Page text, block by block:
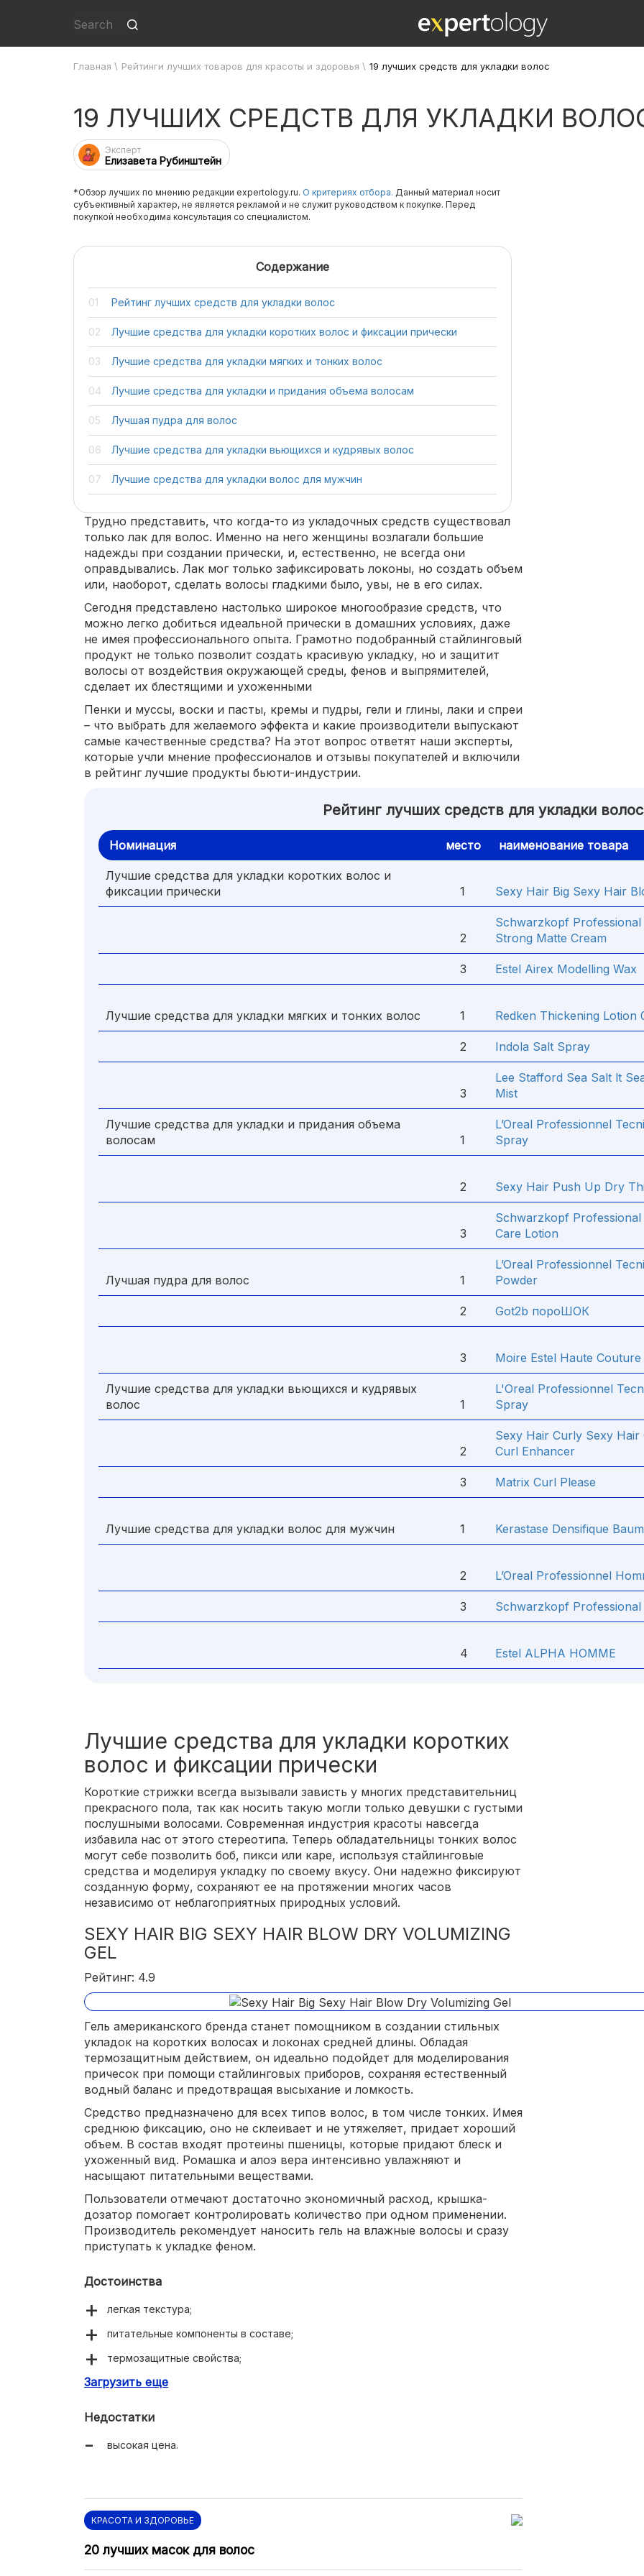
Главная \ Рейтинги лучших товаров для красоты и здоровья \ 19 лучших средств для укладки волос
19 ЛУЧШИХ СРЕДСТВ ДЛЯ УКЛАДКИ
Эксперт
Елизавета Рубинштейн
*Обзор лучших по мнению редакции expertology.ru. О критериях отбора. Данный материал носит
субъективный характер, не является рекламой и не служит руководством к покупке. Перед
покупкой необходима консультация со специалистом.
Содержание
Рейтинг лучших средств для укладки волос
Лучшие средства для укладки коротких волос и фиксации прически
Лучшие средства для укладки мягких и тонких волос
Лучшие средства для укладки и придания объема волосам
Лучшая пудра для волос
Лучшие средства для укладки вьющихся и кудрявых волос
Лучшие средства для укладки волос для мужчин
Трудно представить, что когда-то из укладочных средств существовал
только лак для волос. Именно на него женщины возлагали большие
надежды при создании прически, и, естественно, не всегда они
оправдывались. Лак мог только зафиксировать локоны, но создать объем
или, наоборот, сделать волосы гладкими было, увы, не в его силах.
Сегодня представлено настолько широкое многообразие средств, что
можно легко добиться идеальной прически в домашних условиях, даже
не имея профессионального опыта. Грамотно подобранный стайлинговый
продукт не только позволит создать красивую укладку, но и защитит
волосы от воздействия окружающей среды, фенов и выпрямителей,
сделает их блестящими и ухоженными
Пенки и муссы, воски и пасты, кремы и пудры, гели и глины, лаки и спреи
– что выбрать для желаемого эффекта и какие производители выпускают
самые качественные средства? На этот вопрос ответят наши эксперты,
которые учли мнение профессионалов и отзывы покупателей и включили
в рейтинг лучшие продукты бьюти-индустрии.
Рейтинг лучших средств для укладки волос
Номинация место наименование товара
Лучшие средства для укладки коротких волос и
фиксации прически
1 Sexy Hair Big Sexy Hair
2
Schwarzkopf
Strong Matte Cream
3 Estel Airex Modelling Wax
Лучшие средства для укладки мягких и тонких волос 1 Redken Thickening Lotion
2 Indola Salt Spray
3
Lee Stafford Sea Salt lt
Mist
Лучшие средства для укладки и придания объема
волосам
1
L’Oreal Professionnel
Spray
2 Sexy Hair Push Up Dry
3
Schwarzkopf
Care Lotion
Лучшая пудра для волос 1
L’Oreal Professionnel
Powder
2 Got2b пороШОК
3 Moire Estel Haute Couture
Лучшие средства для укладки вьющихся и кудрявых
волос
1
L'Oreal Professionnel
Spray
2
Sexy Hair Curly Sexy
Curl Enhancer
3 Matrix Curl Please
Лучшие средства для укладки волос для мужчин 1 Kerastase Densifique
2 L’Oreal Professionnel
3 Schwarzkopf
4 Estel ALPHA HOMME
Лучшие средства для укладки коротких
волос и фиксации прически
Короткие стрижки всегда вызывали зависть у многих представительниц
прекрасного пола, так как носить такую могли только девушки с густыми
послушными волосами. Современная индустрия красоты навсегда
избавила нас от этого стереотипа. Теперь обладательницы тонких волос
могут себе позволить боб, пикси или каре, используя стайлинговые
средства и моделируя укладку по своему вкусу. Они надежно фиксируют
созданную форму, сохраняют ее на протяжении многих часов
независимо от неблагоприятных природных условий.
SEXY HAIR BIG SEXY HAIR BLOW DRY VOLUMIZING
GEL
Рейтинг: 4.9
Гель американского бренда станет помощником в создании стильных
укладок на коротких волосах и локонах средней длины. Обладая
термозащитным действием, он идеально подойдет для моделирования
причесок при помощи стайлинговых приборов, сохраняя естественный
водный баланс и предотвращая высыхание и ломкость.
Средство предназначено для всех типов волос, в том числе тонких. Имея
среднюю фиксацию, оно не склеивает и не утяжеляет, придает хороший
объем. В состав входят протеины пшеницы, которые придают блеск и
ухоженный вид. Ромашка и алоэ вера интенсивно увлажняют и
насыщают питательными веществами.
Пользователи отмечают достаточно экономичный расход, крышка-
дозатор помогает контролировать количество при одном применении.
Производитель рекомендует наносить гель на влажные волосы и сразу
приступать к укладке феном.
Достоинства
легкая текстура;
питательные компоненты в составе;
термозащитные свойства;
отличный объем;
Загрузить еще
Недостатки
высокая цена.
КРАСОТА И ЗДОРОВЬЕ
20 лучших масок для волос